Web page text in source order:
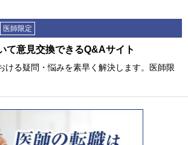
医師限定
て意⾒交換できるQ&Aサイト
ける疑問・悩みを素早く解決します。医師限